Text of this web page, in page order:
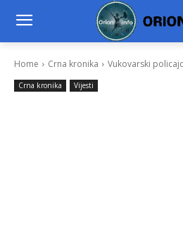
Home Crna kronika Vukovarski
Crna kronika Vijesti